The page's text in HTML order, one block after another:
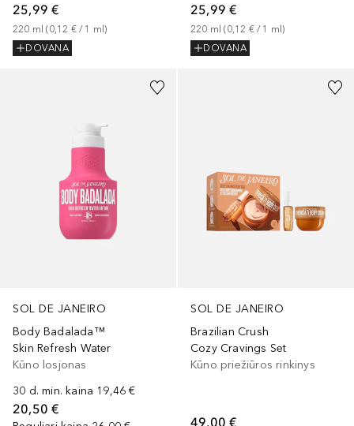
25,99 €
220 ml (0,12 € / 1 ml)
DOVANA
25,99 €
220 ml (0,12 € / 1 ml)
DOVANA
SOL DE JANEIRO
Body Badalada™
Skin Refresh Water
Kūno losjonas
30 d. min. kaina 19,46 €
20,50 €
SOL DE JANEIRO
Brazilian Crush
Cozy Cravings Set
Kūno priežiūros rinkinys
49,00 €